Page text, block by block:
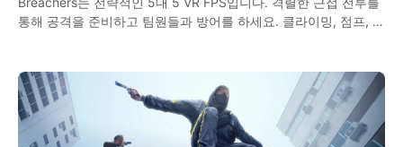
통해 공격을 준비하고 팀원들과 방어를 하세요. 클라이밍, 점프, 래